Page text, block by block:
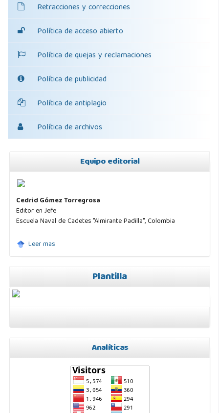
Retracciones y correcciones
Política de acceso abierto
Política de quejas y reclamaciones
Política de publicidad
Política de antiplagio
Política de archivos
Equipo editorial
Cedrid Gómez Torregrosa
Editor en Jefe
Escuela Naval de Cadetes "Almirante Padilla", Colombia
Leer mas
Plantilla
Analíticas